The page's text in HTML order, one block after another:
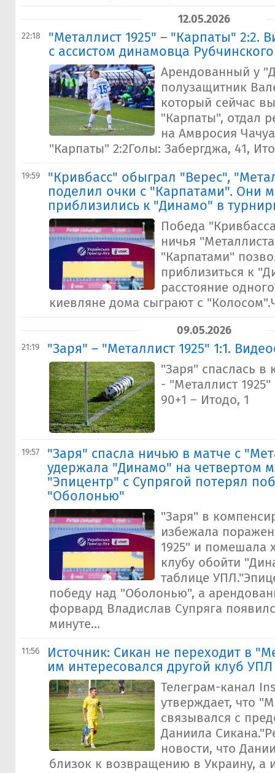
12.05.2026
22:18
"Металлист 1925" – "Карпаты" 2:2.
с ассистом динамовца Рубчинского
Арендованный у
полузащитник
который сейчас
"Карпаты", отдал
на Амвросия
"Карпаты" 2:2Голы: Забергджа, 41,
19:59
"Кривбасс" обыграл "Верес",
поделил очки с "Карпатами". Они
приблизились к "Динамо" в
Победа
ничья
"Карпатами"
приблизиться к
расстояние
киевляне дома сыграют с
09.05.2026
21:19 "Заря" – "Металлист 1925" 1:1.
"Заря" спаслась в
- "Металлист
90+1 – Итодо, 1
19:57
"Заря" спасла ничью в матче с
удержала "Динамо" на четвертом
"Эпицентр" с Супрягой потерял
"Оболонью"
"Заря" в
избежала
1925" и помешала
клубу обойти
таблице
победу над "Оболонью", а
форвард Владислав Супряга
минуте...
11:56
Источник: Сикан не переходит в
им интересовался другой клуб УПЛ
Телеграм-канал
утверждает, что
связывался с
Даниила
новости, что
близок к возвращению в Украину, а